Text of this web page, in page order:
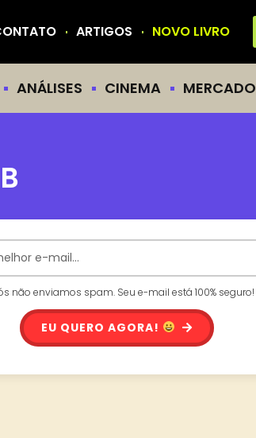
ARTIGOS NOVO LIVRO
ANÁLISES CINEMA MERCADO
não enviamos spam. Seu e-mail está 100% seguro!
EU QUERO AGORA!